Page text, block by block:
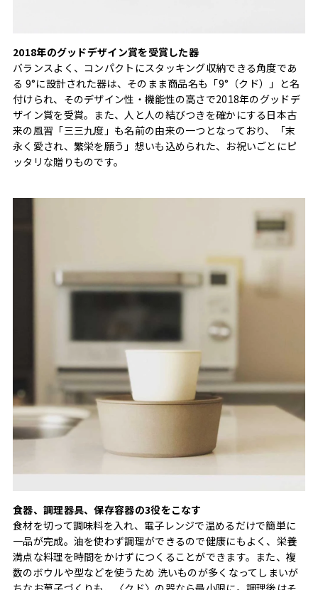
2018年のグッドデザイン賞を受賞した器
バランスよく、コンパクトにスタッキング収納できる角度であ
る 9°に設計された器は、そのまま商品名も「9°（クド）」と名
付けられ、そのデザイン性・機能性の高さで2018年のグッドデ
ザイン賞を受賞。また、人と人の結びつきを確かにする日本古
来の風習「三三九度」も名前の由来の一つとなっており、「末
永く愛され、繁栄を願う」想いも込められた、お祝いごとにピ
ッタリな贈りものです。
食器、調理器具、保存容器の3役をこなす
食材を切って調味料を入れ、電子レンジで温めるだけで簡単に
一品が完成。油を使わず調理ができるので健康にもよく、栄養
満点な料理を時間をかけずにつくることができます。また、複
数のボウルや型などを使うため 洗いものが多くなってしまいが